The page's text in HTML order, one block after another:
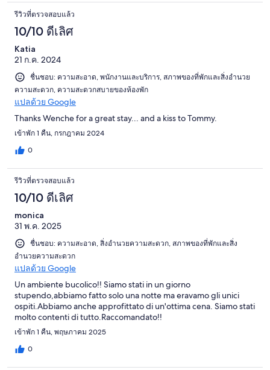
รีวิวที่ตรวจสอบแล้ว
10/10 ดีเลิศ
Katia
21 ก.ค. 2024
ชื่นชอบ: ความสะอาด, พนักงานและบริการ, สภาพของที่พักและสิ่งอำนวย
ความสะดวก, ความสะดวกสบายของห้องพัก
แปลด้วย Google
Thanks Wenche for a great stay... and a kiss to Tommy.
เข้าพัก 1 คืน, กรกฎาคม 2024
0
รีวิวที่ตรวจสอบแล้ว
10/10 ดีเลิศ
monica
31 พ.ค. 2025
ชื่นชอบ: ความสะอาด, สิ่งอำนวยความสะดวก, สภาพของที่พักและสิ่ง
อำนวยความสะดวก
แปลด้วย Google
Un ambiente bucolico!! Siamo stati in un giorno
stupendo,abbiamo fatto solo una notte ma eravamo gli unici
ospiti.Abbiamo anche approfittato di un'ottima cena. Siamo stati
molto contenti di tutto.Raccomandato!!
เข้าพัก 1 คืน, พฤษภาคม 2025
0